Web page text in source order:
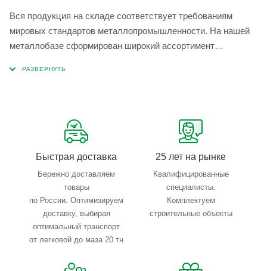
Вся продукция на складе соответствует требованиям
мировых стандартов металлопромышленности. На нашей
металлобазе сформирован широкий ассортимент
Быстрая доставка
Бережно доставляем
товары
по России. Оптимизируем
доставку, выбирая
оптимальный транспорт
от легковой до маза 20 тн
25 лет на рынке
Квалифицированные
специалисты.
Комплектуем
строительные объекты